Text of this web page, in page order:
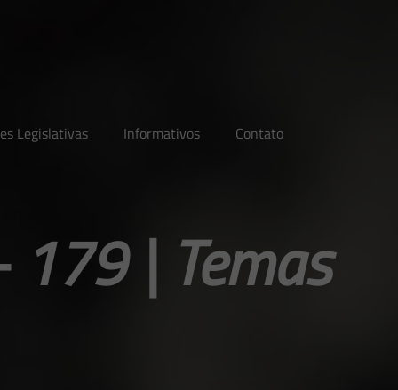
Legislativas Informativos Contato
| Temas